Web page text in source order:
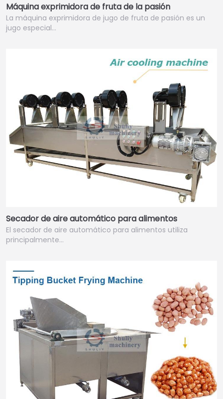
Máquina exprimidora de fruta de la pasión
La máquina exprimidora de jugo de fruta de pasión es un
jugo especial…
Secador de aire automático para alimentos
El secador de aire automático para alimentos utiliza
principalmente…